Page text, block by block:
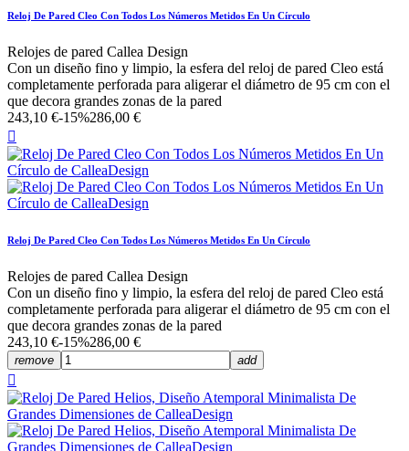
Reloj De Pared Cleo Con Todos Los Números Metidos En Un Círculo
Relojes de pared Callea Design
Con un diseño fino y limpio, la esfera del reloj de pared Cleo está
completamente perforada para aligerar el diámetro de 95 cm con el
que decora grandes zonas de la pared
243,10 €-15%286,00 €

Reloj De Pared Cleo Con Todos Los Números Metidos En Un Círculo
Relojes de pared Callea Design
Con un diseño fino y limpio, la esfera del reloj de pared Cleo está
completamente perforada para aligerar el diámetro de 95 cm con el
que decora grandes zonas de la pared
243,10 €-15%286,00 €
remove add
